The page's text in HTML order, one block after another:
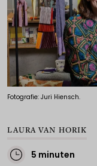
Fotografie: Juri Hiensch.
LAURA VAN HORIK
5 minuten